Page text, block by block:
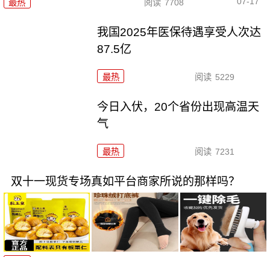
最热 阅读 7708
我国2025年医保待遇享受人次达
87.5亿
最热 阅读 5229
今日入伏，20个省份出现高温天
气
最热 阅读 7231
双十一现货专场真如平台商家所说的那样吗？